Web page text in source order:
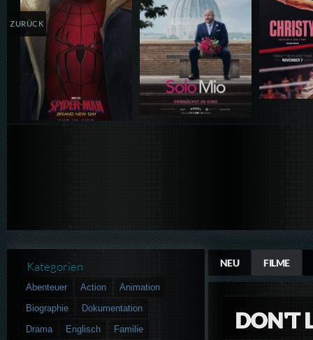
ZURÜCK
NEU FILME
DON'T
Kategorien
Abenteuer Action
Animation
Biographie
Dokumentation
Drama
Englisch
Familie